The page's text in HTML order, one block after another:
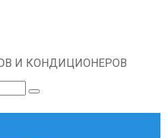
И КОНДИЦИОНЕРОВ